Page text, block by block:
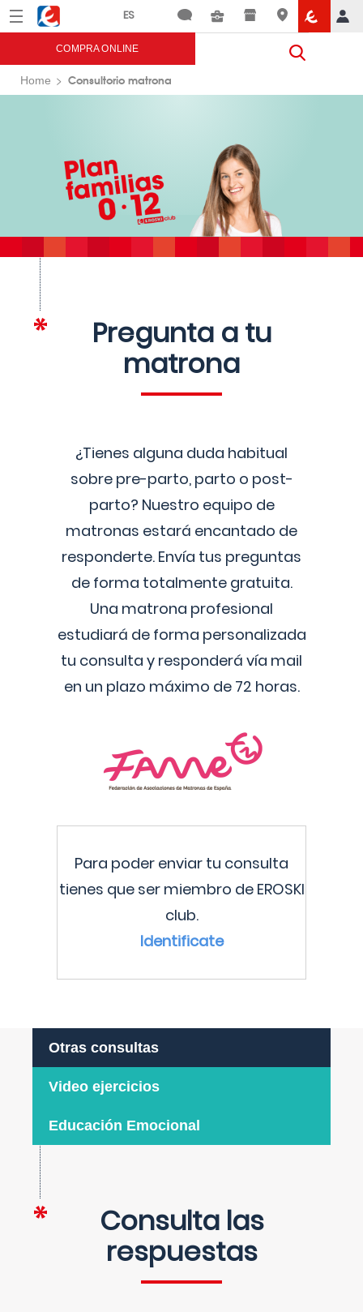
Menú Eroski
COMPRA ONLINE
Home Consultorio matrona
Pregunta a tu
matrona
¿Tienes alguna duda habitual
sobre pre-parto, parto o post-
parto? Nuestro equipo de
matronas estará encantado de
responderte. Envía tus preguntas
de forma totalmente gratuita.
Una matrona profesional
estudiará de forma personalizada
tu consulta y responderá vía mail
en un plazo máximo de 72 horas.
Para poder enviar tu consulta
tienes que ser miembro de EROSKI
club.
Identificate
Otras consultas
Video ejercicios
Educación Emocional
Consulta las
respuestas